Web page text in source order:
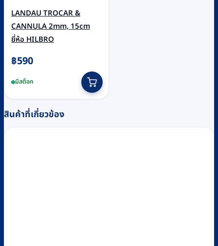
LANDAU TROCAR &
CANNULA 2mm, 15cm
ยี่ห้อ HILBRO
฿590
มีสต็อก
สินค้าที่เกี่ยวข้อง